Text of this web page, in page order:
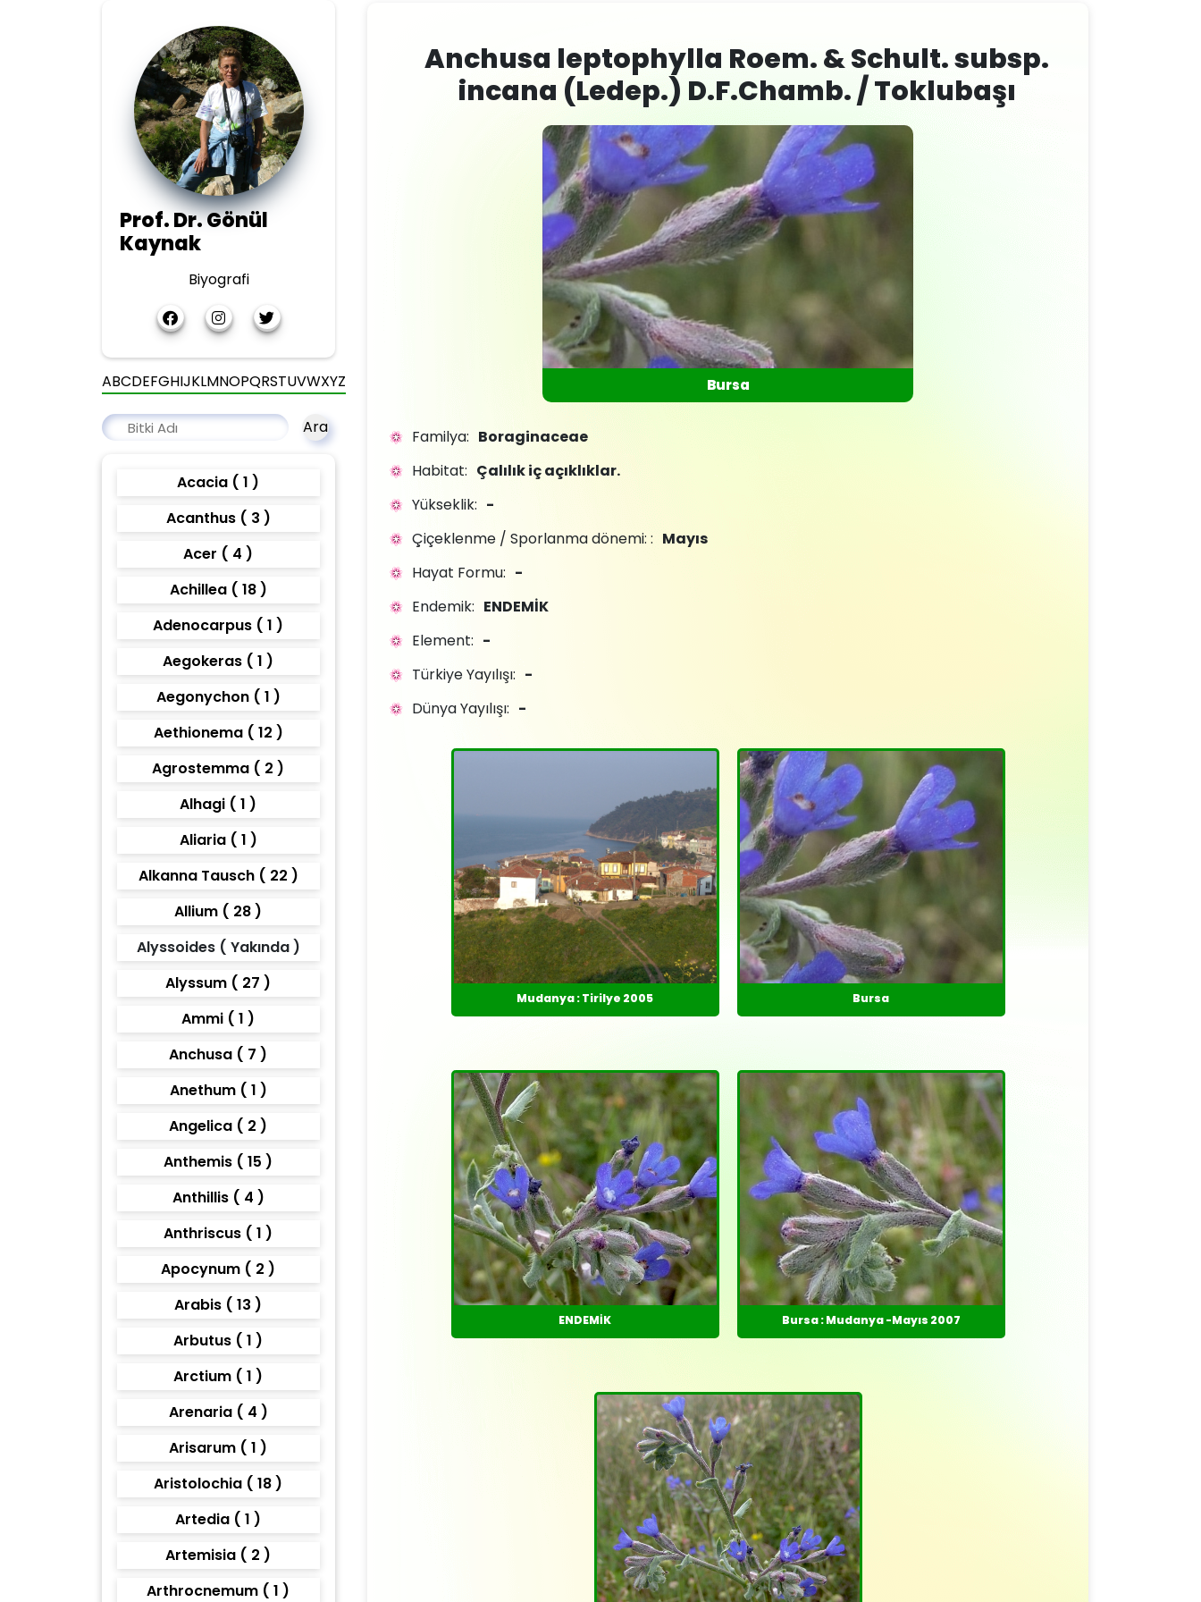
Prof. Dr. Gönül
Kaynak
Biyografi
ABCDEFGHIJKLMNOPQRSTUVWXYZ
Ara
Acacia ( 1 )
Acanthus ( 3 )
Acer ( 4 )
Achillea ( 18 )
Adenocarpus ( 1 )
Aegokeras ( 1 )
Aegonychon ( 1 )
Aethionema ( 12 )
Agrostemma ( 2 )
Alhagi ( 1 )
Aliaria ( 1 )
Alkanna Tausch ( 22 )
Allium ( 28 )
Alyssoides ( Yakında )
Alyssum ( 27 )
Ammi ( 1 )
Anchusa ( 7 )
Anethum ( 1 )
Angelica ( 2 )
Anthemis ( 15 )
Anthillis ( 4 )
Anthriscus ( 1 )
Apocynum ( 2 )
Arabis ( 13 )
Arbutus ( 1 )
Arctium ( 1 )
Arenaria ( 4 )
Arisarum ( 1 )
Aristolochia ( 18 )
Artedia ( 1 )
Artemisia ( 2 )
Arthrocnemum ( 1 )
Anchusa leptophylla Roem. & Schult. subsp.
incana (Ledep.) D.F.Chamb. / Toklubaşı
Bursa
Familya: Boraginaceae
Habitat: Çalılık iç açıklıklar.
Yükseklik: -
Çiçeklenme / Sporlanma dönemi: : Mayıs
Hayat Formu: -
Endemik: ENDEMİK
Element: -
Türkiye Yayılışı: -
Dünya Yayılışı: -
Mudanya : Tirilye 2005 Bursa
ENDEMİK Bursa : Mudanya -Mayıs 2007